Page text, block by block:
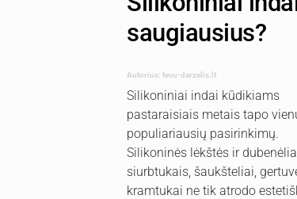
saugiausius?
Autorius: tevu-darzelis.lt
Silikoniniai indai kūdikiams
pastaraisiais metais tapo
populiariausių pasirinkimų.
Silikoninės lėkštės ir
siurbtukais, šaukšteliai,
kramtukai ne tik atrodo